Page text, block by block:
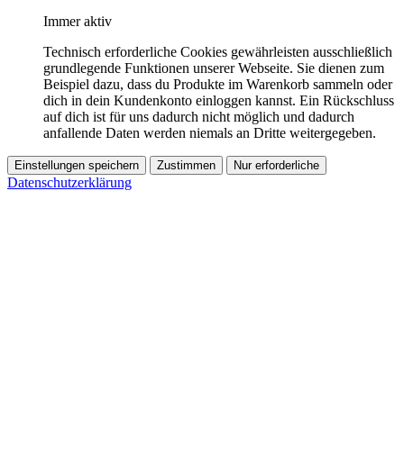
Immer aktiv
Technisch erforderliche Cookies gewährleisten ausschließlich
grundlegende Funktionen unserer Webseite. Sie dienen zum
Beispiel dazu, dass du Produkte im Warenkorb sammeln oder
dich in dein Kundenkonto einloggen kannst. Ein Rückschluss
auf dich ist für uns dadurch nicht möglich und dadurch
anfallende Daten werden niemals an Dritte weitergegeben.
Einstellungen speichern Zustimmen Nur erforderliche
Datenschutzerklärung